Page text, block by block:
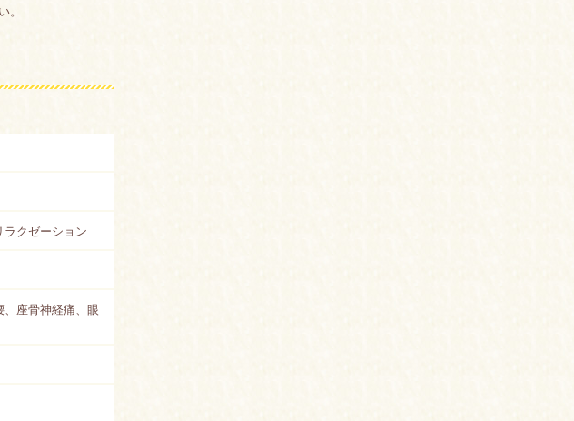
クゼーション
座骨神経痛、眼